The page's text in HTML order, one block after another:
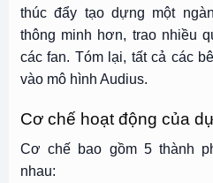
thúc đẩy tạo dựng một
thông minh hơn, trao nhiều
các fan. Tóm lại, tất cả các
vào mô hình Audius.
Cơ chế hoạt động của
Cơ chế bao gồm 5 thành
nhau: